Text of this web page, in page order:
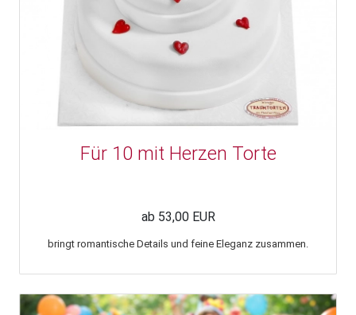
Für 10 mit Herzen Torte
ab 53,00 EUR
bringt romantische Details und feine Eleganz zusammen.